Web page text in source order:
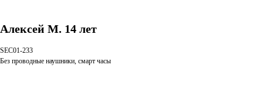
Алексей М. 14 лет
SEC01-233
Без проводные наушники, смарт часы